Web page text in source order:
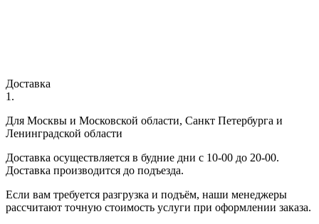
Доставка
1.
Для Москвы и Московской области, Санкт Петербурга и
Ленинградской области
Доставка осуществляется в будние дни с 10-00 до 20-00.
Доставка производится до подъезда.
Если вам требуется разгрузка и подъём, наши менеджеры
рассчитают точную стоимость услуги при оформлении заказа.